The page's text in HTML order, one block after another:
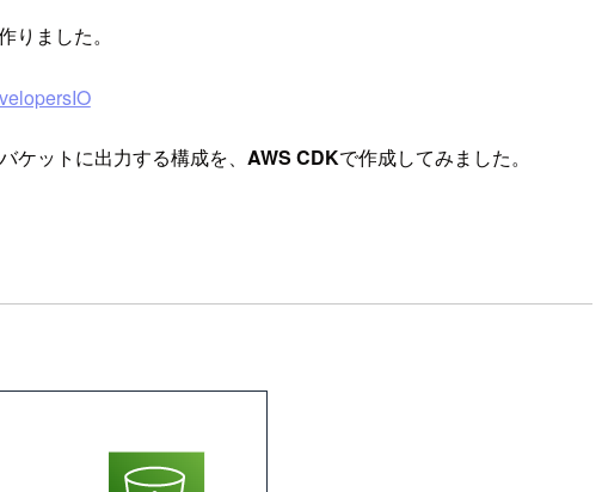
ました。
ットに出力する構成を、 AWS CDKで作成してみました。